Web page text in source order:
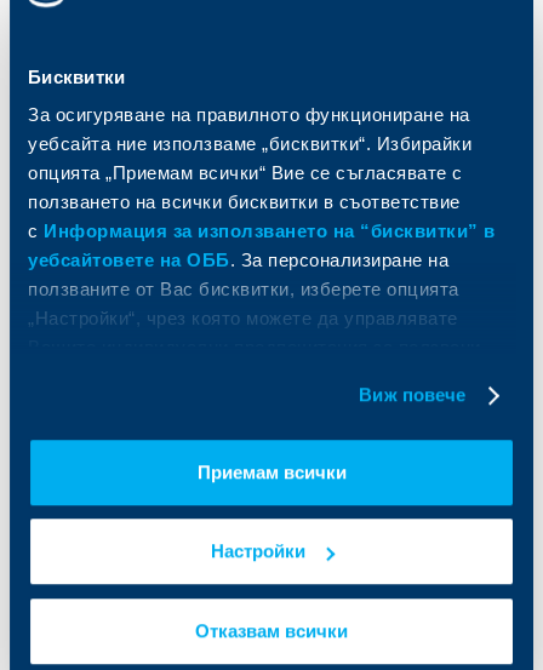
Бисквитки
За осигуряване на правилното функциониране на
уебсайта ние използваме „бисквитки“. Избирайки
опцията „Приемам всички“ Вие се съгласявате с
ползването на всички бисквитки в съответствие
с Информация за използването на “бисквитки” в
уебсайтовете на ОББ. За персонализиране на
ползваните от Вас бисквитки, изберете опцията
„Настройки“, чрез която можете да управлявате
Виж повече
Приемам всички
Настройки
Отказвам всички
Кредити
Спестявания и инвестиции
Частно банкиране
ПОС терминали
Пазари, инвестиционно банкиране
и попечителски услуги
Факторинг
Кредити за собственици на фирми
Финансови институции и суверени
За ОББ
Европейско финансиране
Тарифи и общи условия
Кариери
Групата на KBC
ОББ Пенсионно осигуряване
Продажба на имоти
Бисквитки
Защита на личните данни